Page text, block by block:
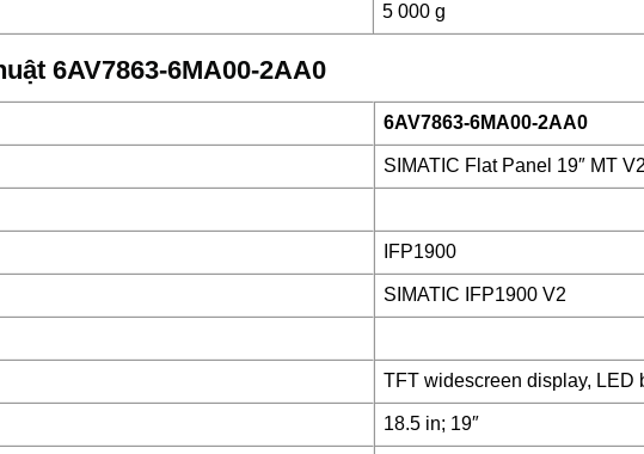
5 000 g
6AV7863-6MA00-2AA0
6AV7863-6MA00-2AA0
SIMATIC Flat Panel 19″ MT
IFP1900
SIMATIC IFP1900 V2
TFT widescreen display, LED
18.5 in; 19″